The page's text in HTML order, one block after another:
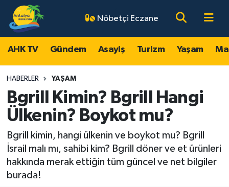
Nöbetçi Eczane
AHK TV Gündem Asayiş Turizm Yaşam
HABERLER YAŞAM
Bgrill Kimin? Bgrill Hangi
Ülkenin? Boykot mu?
Bgrill kimin, hangi ülkenin ve boykot mu? Bgrill
İsrail malı mı, sahibi kim? Bgrill döner ve et ürünleri
hakkında merak ettiğin tüm güncel ve net bilgiler
burada!
AHK TV
Gündem
Asayiş
Turizm
Yaşam
Antalya Nöbetçi Eczaneler
Antalya Hava Durumu
Antalya Namaz Vakitleri
Antalya Trafik Yoğunluk Haritası
Süper Lig Puan Durumu ve Fikstür